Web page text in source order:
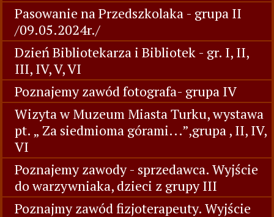
Pasowanie na Przedszkolaka - grupa II
/09.05.2024r./
Dzień Bibliotekarza i Bibliotek - gr. I, II,
III, IV, V, VI
Poznajemy zawód fotografa- grupa IV
Wizyta w Muzeum Miasta Turku, wystawa
pt. „ Za siedmioma górami...”,grupa , II, IV,
VI
Poznajemy zawody - sprzedawca. Wyjście
do warzywniaka, dzieci z grupy III
Poznajmy zawód fizjoterapeuty. Wyjście